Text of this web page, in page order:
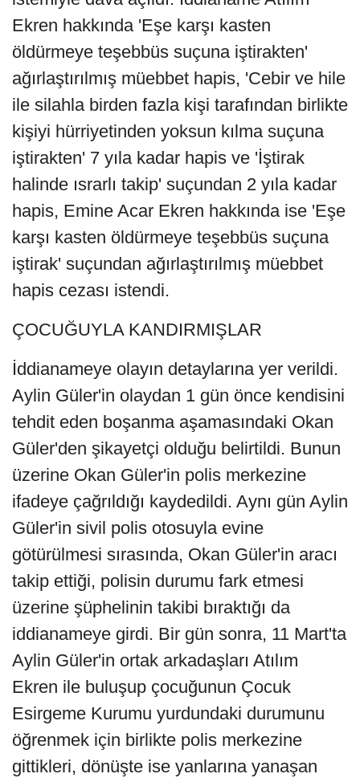
Ekren hakkında 'Eşe karşı kasten
öldürmeye teşebbüs suçuna iştirakten'
ağırlaştırılmış müebbet hapis, 'Cebir ve hile
ile silahla birden fazla kişi tarafından birlikte
kişiyi hürriyetinden yoksun kılma suçuna
iştirakten' 7 yıla kadar hapis ve 'İştirak
halinde ısrarlı takip' suçundan 2 yıla kadar
hapis, Emine Acar Ekren hakkında ise 'Eşe
karşı kasten öldürmeye teşebbüs suçuna
iştirak' suçundan ağırlaştırılmış müebbet
hapis cezası istendi.
ÇOCUĞUYLA KANDIRMIŞLAR
İddianameye olayın detaylarına yer verildi.
Aylin Güler'in olaydan 1 gün önce kendisini
tehdit eden boşanma aşamasındaki Okan
Güler'den şikayetçi olduğu belirtildi. Bunun
üzerine Okan Güler'in polis merkezine
ifadeye çağrıldığı kaydedildi. Aynı gün Aylin
Güler'in sivil polis otosuyla evine
götürülmesi sırasında, Okan Güler'in aracı
takip ettiği, polisin durumu fark etmesi
üzerine şüphelinin takibi bıraktığı da
iddianameye girdi. Bir gün sonra, 11 Mart'ta
Aylin Güler'in ortak arkadaşları Atılım
Ekren ile buluşup çocuğunun Çocuk
Esirgeme Kurumu yurdundaki durumunu
öğrenmek için birlikte polis merkezine
gittikleri, dönüşte ise yanlarına yanaşan